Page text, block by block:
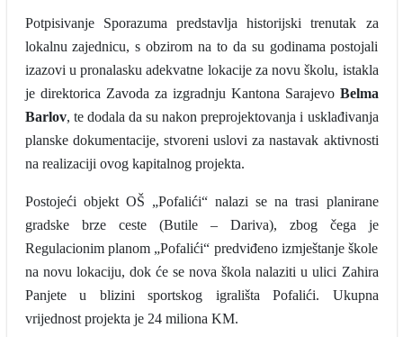
Potpisivanje Sporazuma predstavlja historijski trenutak za
lokalnu zajednicu, s obzirom na to da su godinama postojali
izazovi u pronalasku adekvatne lokacije za novu školu, istakla
je direktorica Zavoda za izgradnju Kantona Sarajevo Belma
Barlov, te dodala da su nakon preprojektovanja i usklađivanja
planske dokumentacije, stvoreni uslovi za nastavak aktivnosti
na realizaciji ovog kapitalnog projekta.
Postojeći objekt OŠ „Pofalići“ nalazi se na trasi planirane
gradske brze ceste (Butile – Dariva), zbog čega je
Regulacionim planom „Pofalići“ predviđeno izmještanje škole
na novu lokaciju, dok će se nova škola nalaziti u ulici Zahira
Panjete u blizini sportskog igrališta Pofalići. Ukupna
vrijednost projekta je 24 miliona KM.